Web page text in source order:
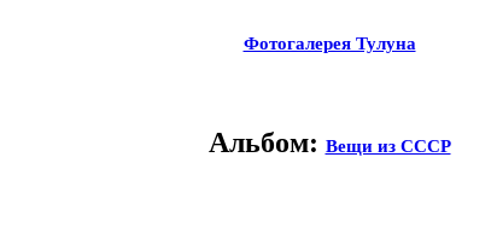
Фотогалерея Тулуна
Альбом: Вещи из СССР